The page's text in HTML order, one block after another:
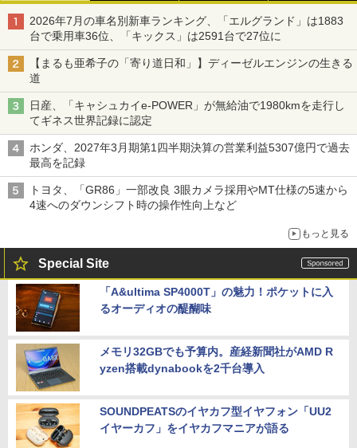
2026年7月の車名別新車ランキング、「エルグランド」は1883
台で乗用車36位、「キックス」は2591台で27位に
【まるも亜希子の「寄り道日和」】ディーゼルエンジンの生きる
道
日産、「キャシュカイe-POWER」が無給油で1980kmを走行し
てギネス世界記録に認定
ホンダ、2027年3月期第1四半期決算の営業利益5307億円で過去
最高を記録
トヨタ、「GR86」一部改良 3眼カメラ採用やMT仕様の5速から
4速へのダウンシフト時の操作性向上など
もっと見る
Special Site
「A&ultima SP4000T」の魅力！ポケットに入
るオーディオの醍醐味
メモリ32GBでも予算内。産経新聞社がAMD R
yzen搭載dynabookを2千台導入
SOUNDPEATSのイヤカフ型イヤフォン「UU2
イヤーカフ」をイヤカフマニアが語る